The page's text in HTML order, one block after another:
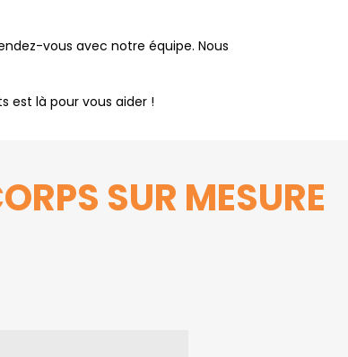
vous avec notre équipe. Nous
est là pour vous aider !
SUR MESURE